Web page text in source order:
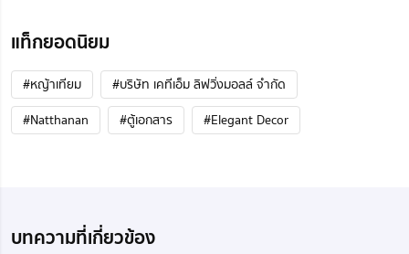
แท็กยอดนิยม
#หญ้าเทียม
#บริษัท เคทีเอ็ม ลิฟวิ่งมอลล์ จำกัด
#Natthanan
#ตู้เอกสาร #Elegant Decor
บทความที่เกี่ยวข้อง